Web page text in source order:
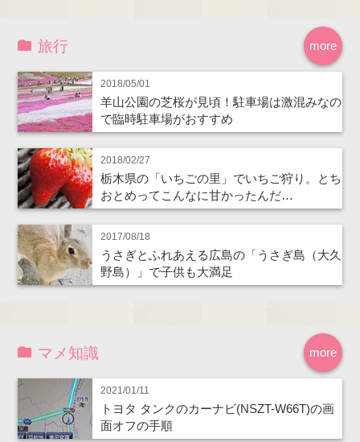
more
旅行
2018/05/01
羊山公園の芝桜が見頃！駐車場は激混みなの
で臨時駐車場がおすすめ
2018/02/27
栃木県の「いちごの里」でいちご狩り。とち
おとめってこんなに甘かったんだ…
2017/08/18
うさぎとふれあえる広島の「うさぎ島（大久
野島）」で子供も大満足
more
マメ知識
2021/01/11
トヨタ タンクのカーナビ(NSZT-W66T)の画
面オフの手順